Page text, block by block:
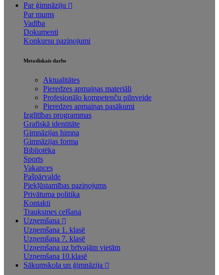
Par ģimnāziju
Par mums
Vadība
Dokumenti
Konkursu paziņojumi
Metodiskais darbs
Aktualitātes
Pieredzes apmaiņas materiāli
Profesionālo kompetenču pilnveide
Pieredzes apmaiņas pasākumi
Izglītības programmas
Grafiskā identitāte
Ģimnāzijas himna
Ģimnāzijas forma
Bibliotēka
Sports
Vakances
Pašpārvalde
Piekļūstamības paziņojums
Privātuma politika
Kontakti
Trauksmes celšana
Uzņemšana
Uzņemšana 1. klasē
Uzņemšana 7. klasē
Uzņemšana uz brīvajām vietām
Uzņemšana 10.klasē
Sākumskola un ģimnāzija